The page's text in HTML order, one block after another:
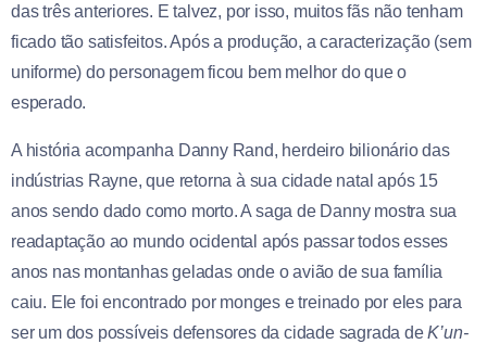
das três anteriores. E talvez, por isso, muitos fãs não tenham
ficado tão satisfeitos. Após a produção, a caracterização (sem
uniforme) do personagem ficou bem melhor do que o
esperado.
A história acompanha Danny Rand, herdeiro bilionário das
indústrias Rayne, que retorna à sua cidade natal após 15
anos sendo dado como morto. A saga de Danny mostra sua
readaptação ao mundo ocidental após passar todos esses
anos nas montanhas geladas onde o avião de sua família
caiu. Ele foi encontrado por monges e treinado por eles para
ser um dos possíveis defensores da cidade sagrada deK’un-